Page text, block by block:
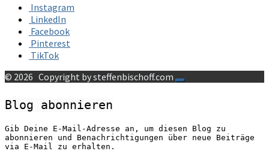
Instagram
LinkedIn
Facebook
Pinterest
TikTok
© 2026 Copyright by steffenbischoff.com
Blog abonnieren
Gib Deine E-Mail-Adresse an, um diesen Blog zu
abonnieren und Benachrichtigungen über neue Beiträge
via E-Mail zu erhalten.